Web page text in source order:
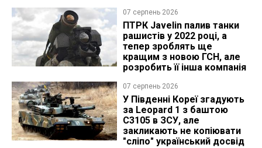
07 серпень 2026
ПТРК Javelin палив танки
рашистів у 2022 році, а
тепер зроблять ще
кращим з новою ГСН, але
розробить її інша компанія
07 серпень 2026
У Південні Кореї згадують
за Leopard 1 з баштою
C3105 в ЗСУ, але
закликають не копіювати
"сліпо" український досвід